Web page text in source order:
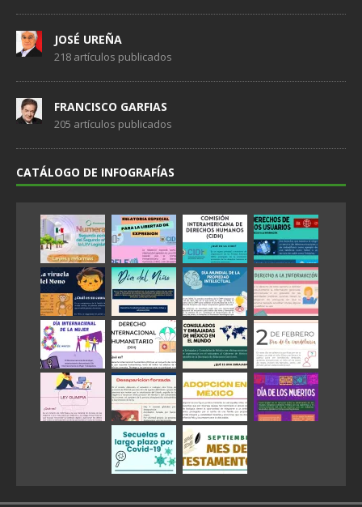
JOSÉ UREÑA
218 artículos publicados
FRANCISCO GARFIAS
205 artículos publicados
CATÁLOGO DE INFOGRAFÍAS